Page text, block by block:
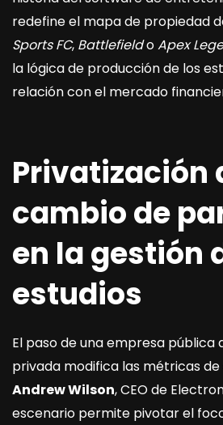
redefine el mapa de propiedad
Sports FC, BattlefieldoApex
la lógica de producción de los
relación con el mercado
Privatización
cambio de
en la gestión
estudios
El paso de una empresa pública
privada modifica las métricas de
Andrew Wilson, CEO de
escenario permite pivotar el